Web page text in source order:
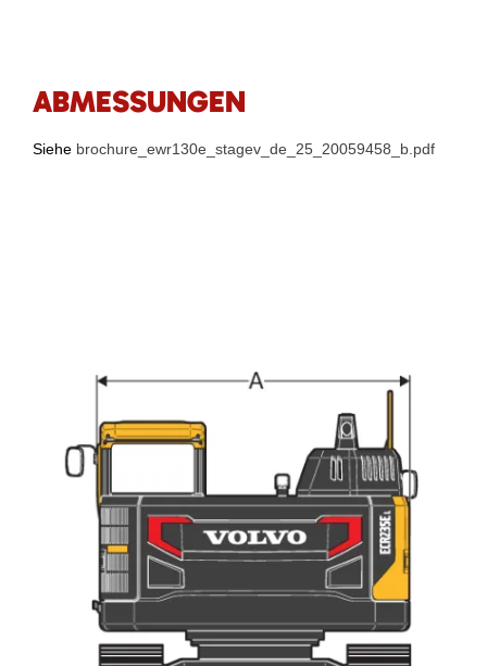
ABMESSUNGEN
Siehe brochure_ewr130e_stagev_de_25_20059458_b.pdf